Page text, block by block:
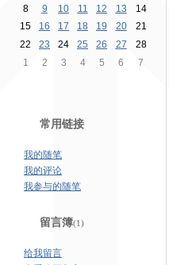
8
9 10 11 12 13
14
15
16 17 18 19 20
21
22
23 24 25 26 27
28
1
2 3 4 5 6 7
常用链接
我的随笔
我的评论
我参与的随笔
留言簿(1)
给我留言